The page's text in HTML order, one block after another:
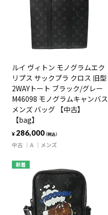
ルイ ヴィトン モノグラムエク
リプス サックプラ クロス 旧型
2WAYトート ブラック/グレー
M46098 モノグラムキャンバス
メンズ バッグ 【中古】
【bag】
¥ 286,000（税込）
中古 A メンズ
新着